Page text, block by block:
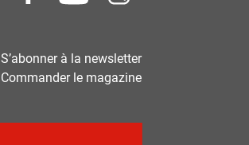
S’abonner à la newsletter
Commander le magazine